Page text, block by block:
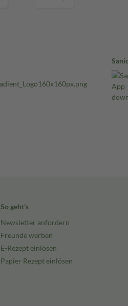
So geht's
Newsletter anfordern
Freunde werben
E-Rezept einlösen
Papier Rezept einlösen